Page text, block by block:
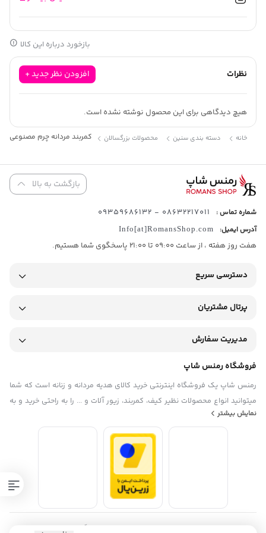
عرض کمربند : 3.5 سانتی متر
بازخورد درباره این کالا
نظرات افزودن نظر جدید +
هیچ دیدگاهی برای این محصول نوشته نشده است.
خانه دسته بندی سنین محصولات بزرگسالان کمربند مردانه چرم مصنوعی کد
بازگشت به بالا
شماره تماس : 08632217011 - 09359686132
آدرس ایمیل: Info[at]RomansShop.com
هفت روز هفته ، از ساعت 09:00 تا 21:00 پاسخگوی شما هستیم.
دسترسی سریع
پرتال مشتریان
مدیریت سفارش
فروشگاه رمنس شاپ
رمنس شاپ یک فروشگاه اینترنتی خرید کالای هدیه مردانه و زنانه است که شما
میتوانید انواع محصولات نظیر کیف، کمربند، زیور آلات و ... را به راحتی خرید و به
دوستان و عزیزانتان هدیه بدهید. آدرس فروشگاه رمنس شاپ: اراک، خیابان
عباس آباد، روبروی پاساژ ساسان، فروشگاه رمنس شاپ ساعات کاری فروشگاه
نمایش بیشتر
تمامی حقوق مادی و معنوی این سایت متعلق به فروشگاه رمنس شاپ میباشد.